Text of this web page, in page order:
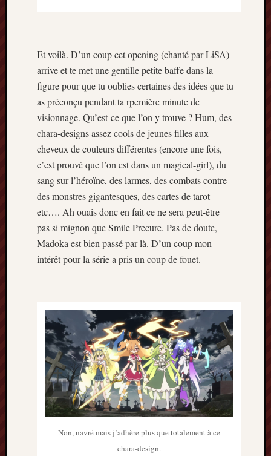
Et voilà. D’un coup cet opening (chanté par LiSA)
arrive et te met une gentille petite baffe dans la
figure pour que tu oublies certaines des idées que tu
as préconçu pendant ta rpemière minute de
visionnage. Qu’est-ce que l’on y trouve ? Hum, des
chara-designs assez cools de jeunes filles aux
cheveux de couleurs différentes (encore une fois,
c’est prouvé que l’on est dans un magical-girl), du
sang sur l’héroïne, des larmes, des combats contre
des monstres gigantesques, des cartes de tarot
etc…. Ah ouais donc en fait ce ne sera peut-être
pas si mignon que Smile Precure. Pas de doute,
Madoka est bien passé par là. D’un coup mon
intérêt pour la série a pris un coup de fouet.
Non, navré mais j’adhère plus que totalement à ce
chara-design.